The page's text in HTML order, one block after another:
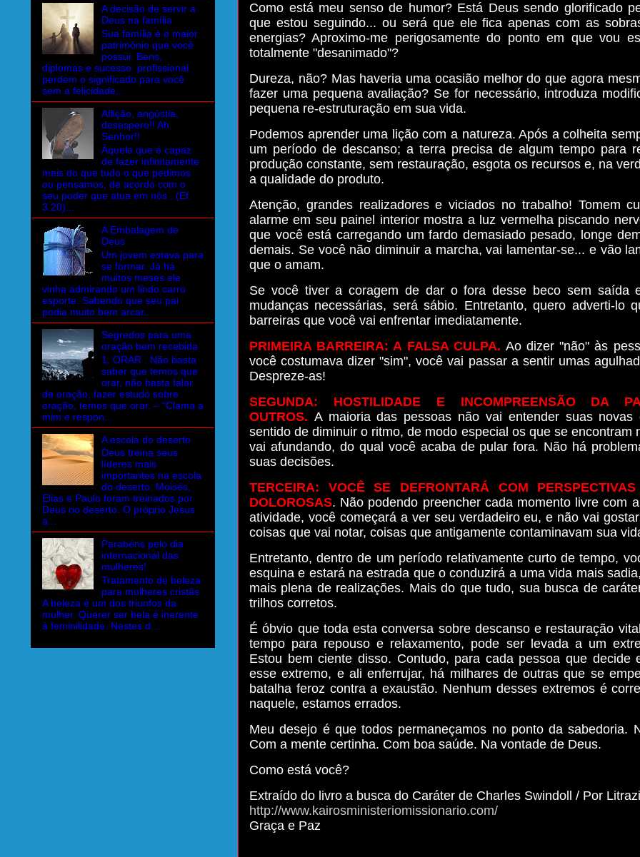
Como está meu senso de humor? Está Deus sendo glorificado
que estou seguindo... ou será que ele fica apenas com as
energias? Aproximo-me perigosamente do ponto em que vou
totalmente "desanimado"?
Dureza, não? Mas haveria uma ocasião melhor do que agora
fazer uma pequena avaliação? Se for necessário, introduza
pequena re-estruturação em sua vida.
Podemos aprender uma lição com a natureza. Após a colheita
um período de descanso; a terra precisa de algum tempo para
produção constante, sem restauração, esgota os recursos e, na
a qualidade do produto.
Atenção, grandes realizadores e viciados no trabalho! Tomem
alarme em seu painel interior mostra a luz vermelha piscando
que você está carregando um fardo demasiado pesado, longe
demais. Se você não diminuir a marcha, vai lamentar-se... e vão
que o amam.
Se você tiver a coragem de dar o fora desse beco sem saída
mudanças necessárias, será sábio. Entretanto, quero adverti-lo
barreiras que você vai enfrentar imediatamente.
PRIMEIRA BARREIRA: A FALSA CULPA. Ao dizer "não" às
você costumava dizer "sim", você vai passar a sentir umas
Despreze-as!
SEGUNDA: HOSTILIDADE E INCOMPREENSÃO DA
OUTROS. A maioria das pessoas não vai entender suas novas
sentido de diminuir o ritmo, de modo especial os que se encontram
vai afundando, do qual você acaba de pular fora. Não há
suas decisões.
TERCEIRA: VOCÊ SE DEFRONTARÁ COM
DOLOROSAS. Não podendo preencher cada momento livre com
atividade, você começará a ver seu verdadeiro eu, e não vai
coisas que vai notar, coisas que antigamente contaminavam sua
Entretanto, dentro de um período relativamente curto de tempo,
esquina e estará na estrada que o conduzirá a uma vida mais
mais plena de realizações. Mais do que tudo, sua busca de
trilhos corretos.
É óbvio que toda esta conversa sobre descanso e restauração
tempo para repouso e relaxamento, pode ser levada a um
Estou bem ciente disso. Contudo, para cada pessoa que decide
esse extremo, e ali enferrujar, há milhares de outras que se
batalha feroz contra a exaustão. Nenhum desses extremos é
naquele, estamos errados.
Meu desejo é que todos permaneçamos no ponto da sabedoria.
Com a mente certinha. Com boa saúde. Na vontade de Deus.
Como está você?
Extraído do livro a busca do Caráter de Charles Swindoll / Por
http://www.kairosministeriomissionario.com/
Graça e Paz
A decisão de servir a
Deus na família
Sua família é o maior
patrimônio que você
possui. Bens,
diplomas e sucesso profissional
perdem o significado para você
sem a felicidade...
Aflição, angústia,
desespero!! Ah
Senhor!!
Àquele que é capaz
de fazer infinitamente
mais do que tudo o que pedimos
ou pensamos, de acordo com o
seu poder que atua em nós . (Ef.
3.20)...
A Embalagem de
Deus
Um jovem estava para
se formar. Já há
muitos meses ele
vinha admirando um lindo carro
esporte. Sabendo que seu pai
podia muito bem arcar...
Segredos para uma
oração bem recebida
1. ORAR . Não basta
saber que temos que
orar, não basta falar
de oração, fazer estudo sobre
oração, temos que orar. – “Clama a
mim e respon...
A escola do deserto
Deus treina seus
líderes mais
importantes na escola
do deserto. Moisés,
Elias e Paulo foram treinados por
Deus no deserto. O próprio Jesus
a...
Parabéns pelo dia
internacional das
mulheres!
Tratamento de beleza
para mulheres cristãs
A beleza é um dos triunfos da
mulher. Querer ser bela é inerente
à feminilidade. Nestes d...